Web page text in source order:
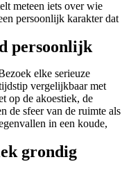
meteen iets over wie
persoonlijk karakter dat
persoonlijk
elke serieuze
vergelijkbaar met
op de akoestiek, de
de sfeer van de ruimte als
in een koude,
grondig